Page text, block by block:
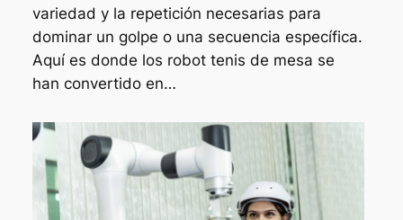
variedad y la repetición necesarias para
dominar un golpe o una secuencia específica.
Aquí es donde los robot tenis de mesa se
han convertido en…